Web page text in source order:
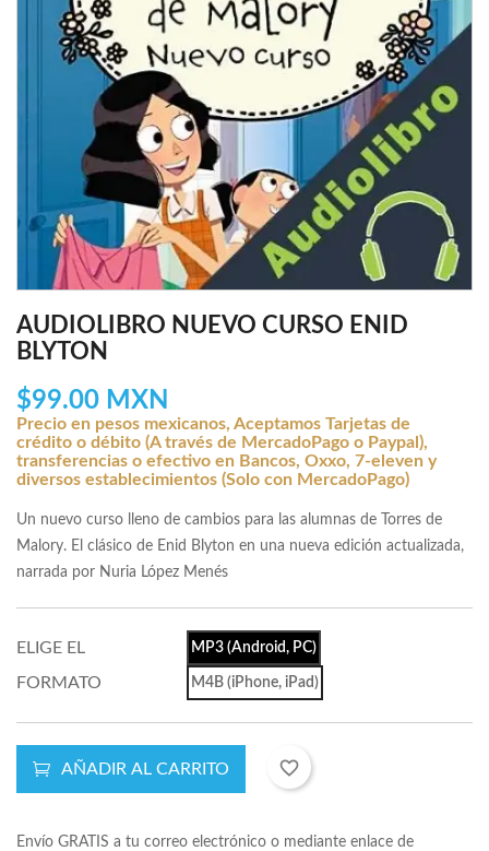
AUDIOLIBRO NUEVO CURSO ENID
BLYTON
$99.00 MXN
Precio en pesos mexicanos, Aceptamos Tarjetas de
crédito o débito (A través de MercadoPago o Paypal),
transferencias o efectivo en Bancos, Oxxo, 7-eleven y
diversos establecimientos (Solo con MercadoPago)
Un nuevo curso lleno de cambios para las alumnas de Torres de
Malory. El clásico de Enid Blyton en una nueva edición actualizada,
narrada por Nuria López Menés
ELIGE EL
FORMATO
MP3 (Android, PC)
M4B (iPhone, iPad)
AÑADIR AL CARRITO favorite_border
Envío GRATIS a tu correo electrónico o mediante enlace de